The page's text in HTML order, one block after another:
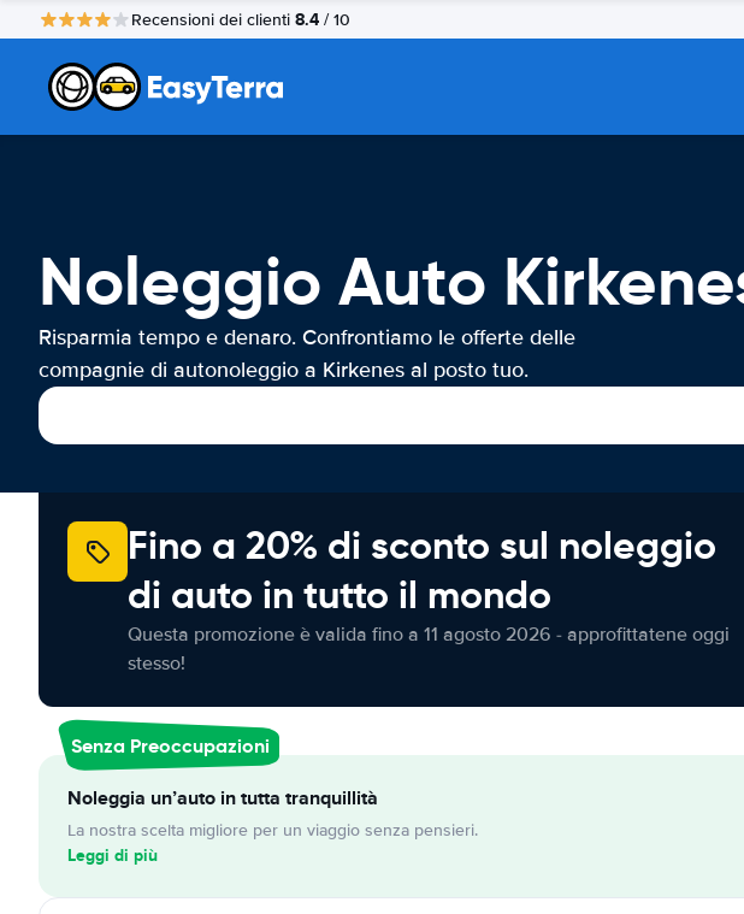
Recensioni dei clienti 8.4 / 10
Noleggio Auto
Risparmia tempo e denaro. Confrontiamo le offerte delle
compagnie di autonoleggio a Kirkenes al posto tuo.
Fino a 20% di sconto sul noleggio
di auto in tutto il mondo
Questa promozione è valida fino a 11 agosto 2026 - approfittatene oggi
stesso!
Senza Preoccupazioni
Noleggia un’auto in tutta tranquillità
La nostra scelta migliore per un viaggio senza pensieri.
Leggi di più